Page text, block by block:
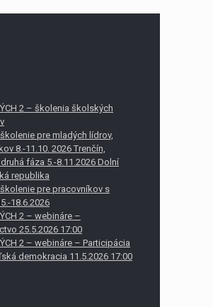
2 – školenia školských
pre mladých lídrov,
8.-11.10. 2026 Trenčín,
fáza 5.-8.11.2026 Dolní
republika
školenie pre pracovníkov s
18.6.2026
2 – webináre –
25.5.2026 17:00
2 – webináre – Participácia
demokracia 11.5.2026 17:00